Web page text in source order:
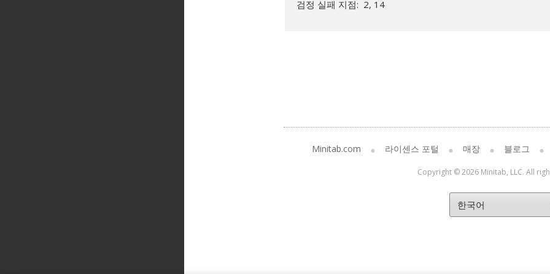
검정 실패 지점: 2, 14
Minitab.com 라이센스 포털 매장 블로그
Copyright © 2026 Minitab, LLC. All